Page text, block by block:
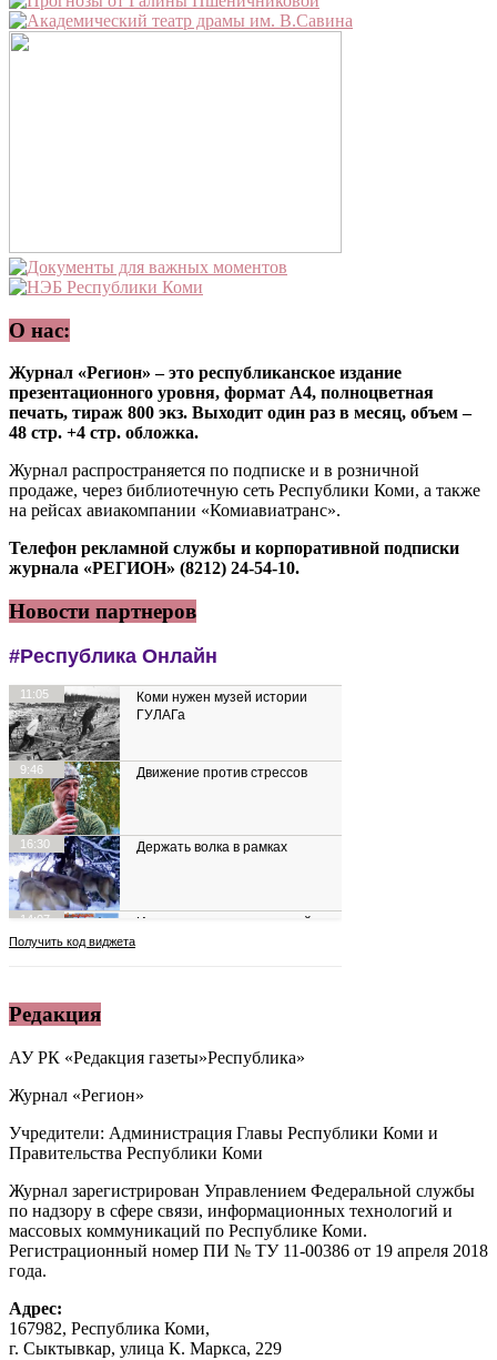
О нас:
Журнал «Регион» – это республиканское издание
презентационного уровня, формат А4, полноцветная
печать, тираж 800 экз. Выходит один раз в месяц, объем –
48 стр. +4 стр. обложка.
Журнал распространяется по подписке и в розничной
продаже, через библиотечную сеть Республики Коми, а также
на рейсах авиакомпании «Комиавиатранс».
Телефон рекламной службы и корпоративной подписки
журнала «РЕГИОН» (8212) 24-54-10.
Новости партнеров
Редакция
АУ РК «Редакция газеты»Республика»
Журнал «Регион»
Учредители: Администрация Главы Республики Коми и
Правительства Республики Коми
Журнал зарегистрирован Управлением Федеральной службы
по надзору в сфере связи, информационных технологий и
массовых коммуникаций по Республике Коми.
Регистрационный номер ПИ № ТУ 11-00386 от 19 апреля 2018
года.
Адрес:
167982, Республика Коми,
г. Сыктывкар, улица К. Маркса, 229